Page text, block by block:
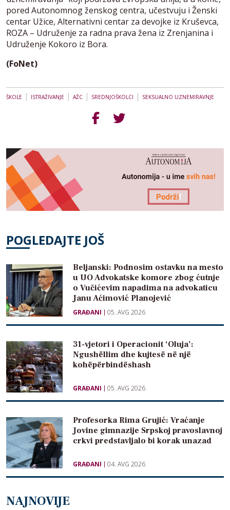
pored Autonomnog ženskog centra, učestvuju i Ženski
centar Užice, Alternativni centar za devojke iz Kruševca,
ROZA – Udruženje za radna prava žena iz Zrenjanina i
Udruženje Kokoro iz Bora.
(FoNet)
ŠKOLE | ISTRAŽIVANJE | AŽC | SREDNJOŠKOLCI | SEKSUALNO UZNEMIRAVNJE
POGLEDAJTE JOŠ
Beljanski: Podnosim ostavku na mesto
u UO Advokatske komore zbog ćutnje
o Vučićevim napadima na advokaticu
Janu Aćimović Planojević
GRAĐANI 05. AVG 2026
31-vjetori i Operacionit ‘Oluja’:
Ngushëllim dhe kujtesë në një
kohëpërbindëshash
GRAĐANI 05. AVG 2026
Profesorka Rima Grujić: Vraćanje
Jovine gimnazije Srpskoj pravoslavnoj
crkvi predstavljalo bi korak unazad
GRAĐANI 04. AVG 2026
NAJNOVIJE